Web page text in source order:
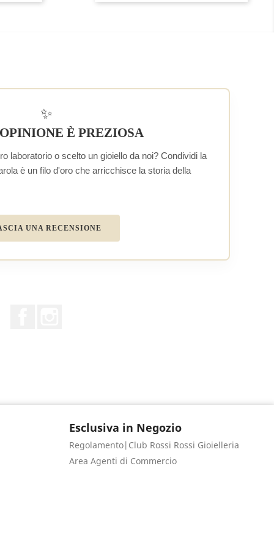
✨
È PREZIOSA
laboratorio o scelto un gioiello da noi? Condividi la
è un filo d'oro che arricchisce la storia della
UNA RECENSIONE
Esclusiva in Negozio
Regolamento|Club Rossi Rossi Gioielleria
Area Agenti di Commercio